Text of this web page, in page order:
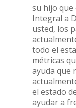
su hijo que
Integral a
usted, los
todo el
métricas
ayuda que
el estado
ayudar a